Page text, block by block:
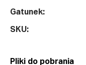
Gatunek:
SKU:
Pliki do pobrania